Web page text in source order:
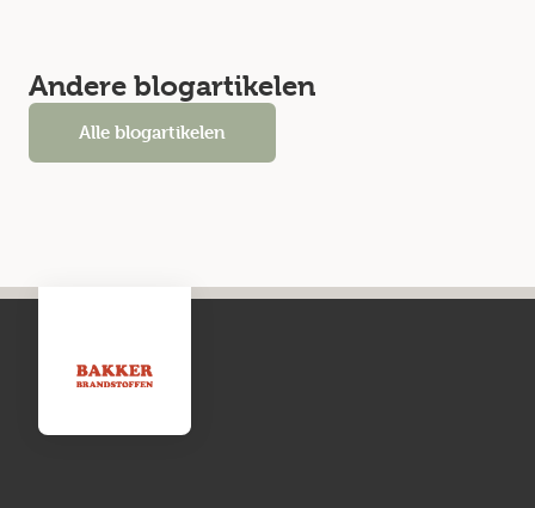
Andere blogartikelen
Alle blogartikelen